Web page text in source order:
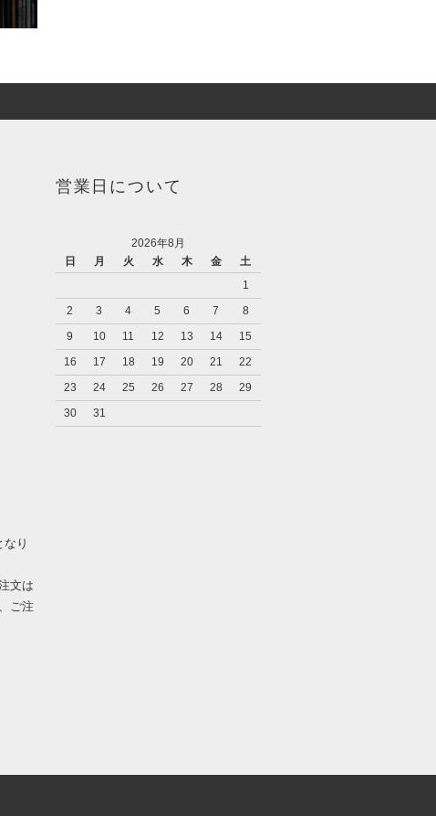
り
文は
ご注
営業日について
2026年8月
日
月 火 水 木 金
土
1
2
3 4 5 6 7
8
9
10 11 12 13 14
15
16
17 18 19 20 21
22
23
24 25 26 27 28
29
30
31